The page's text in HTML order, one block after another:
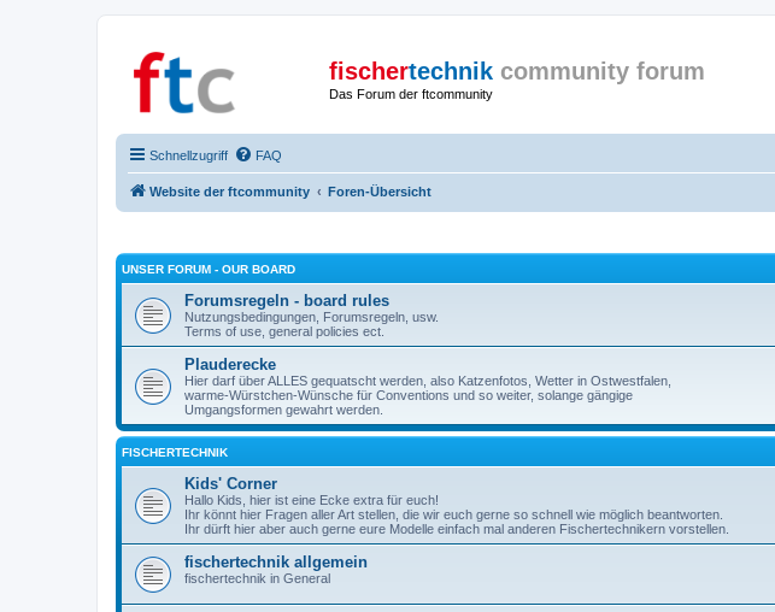
fischertechnik community forum
Das Forum der ftcommunity
Schnellzugriff FAQ
Website der ftcommunity Foren-Übersicht
UNSER FORUM - OUR BOARD
Forumsregeln - board rules
Nutzungsbedingungen, Forumsregeln, usw.
Terms of use, general policies ect.
Plauderecke
Hier darf über ALLES gequatscht werden, also Katzenfotos, Wetter in Ostwestfalen,
warme-Würstchen-Wünsche für Conventions und so weiter, solange gängige
Umgangsformen gewahrt werden.
FISCHERTECHNIK
Kids' Corner
Hallo Kids, hier ist eine Ecke extra für euch!
Ihr könnt hier Fragen aller Art stellen, die wir euch gerne so schnell wie möglich beantworten.
Ihr dürft hier aber auch gerne eure Modelle einfach mal anderen Fischertechnikern vorstellen.
fischertechnik allgemein
fischertechnik in General